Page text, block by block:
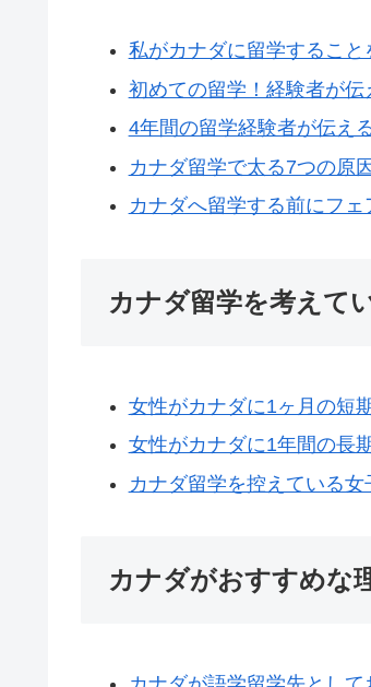
私がカナダに留学するこ
初めての留学！経験者が
4年間の留学経験者が伝え
カナダ留学で太る7つの原
カナダへ留学する前にフ
カナダ留学を考えて
女性がカナダに1ヶ月の短
女性がカナダに1年間の長
カナダ留学を控えている
カナダがおすすめな